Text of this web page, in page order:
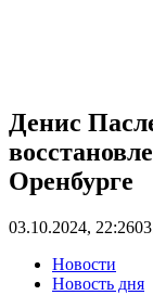
Денис
Оренбурге
03.10.2024, 22:26
Новости
Новость дня